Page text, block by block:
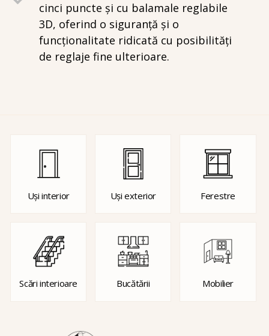
cinci puncte și cu balamale reglabile
3D, oferind o siguranță și o
funcționalitate ridicată cu posibilități
de reglaje fine ulterioare.
Uși interior Uși exterior Ferestre
Scări interioare Bucătării Mobilier